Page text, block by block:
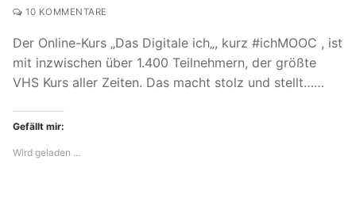
10 KOMMENTARE
Der Online-Kurs „Das Digitale ich„, kurz #ichMOOC , ist
mit inzwischen über 1.400 Teilnehmern, der größte
VHS Kurs aller Zeiten. Das macht stolz und stellt……
Gefällt mir:
Wird geladen …